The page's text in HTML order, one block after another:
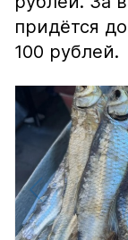
придётся
100 рублей.